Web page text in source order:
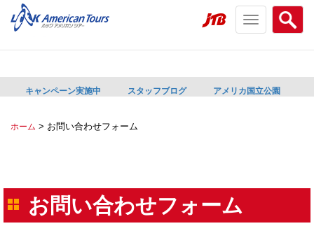
Search
menu
Toggle
navigation
キャンペーン実施中 スタッフブログ アメリカ国立公園
ホーム > お問い合わせフォーム
お問い合わせフォーム